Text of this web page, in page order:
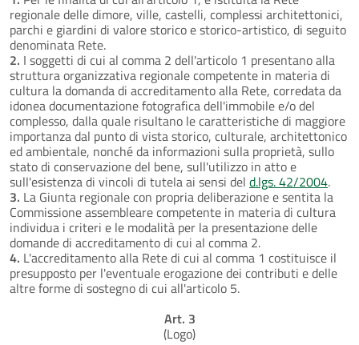
regionale delle dimore, ville, castelli, complessi architettonici,
parchi e giardini di valore storico e storico-artistico, di seguito
denominata Rete.
2. I soggetti di cui al comma 2 dell'articolo 1 presentano alla
struttura organizzativa regionale competente in materia di
cultura la domanda di accreditamento alla Rete, corredata da
idonea documentazione fotografica dell'immobile e/o del
complesso, dalla quale risultano le caratteristiche di maggiore
importanza dal punto di vista storico, culturale, architettonico
ed ambientale, nonché da informazioni sulla proprietà, sullo
stato di conservazione del bene, sull'utilizzo in atto e
sull'esistenza di vincoli di tutela ai sensi del d.lgs. 42/2004.
3. La Giunta regionale con propria deliberazione e sentita la
Commissione assembleare competente in materia di cultura
individua i criteri e le modalità per la presentazione delle
domande di accreditamento di cui al comma 2.
4. L'accreditamento alla Rete di cui al comma 1 costituisce il
presupposto per l'eventuale erogazione dei contributi e delle
altre forme di sostegno di cui all'articolo 5.
Art. 3
(Logo)